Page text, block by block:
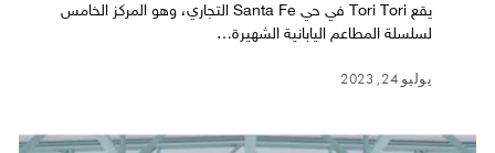
يقع Tori Tori في حي Santa Fe التجاري، وهو المركز الخامس
لسلسلة المطاعم اليابانية الشهيرة…
يوليو 24, 2023